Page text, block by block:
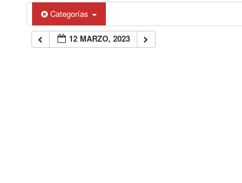
Categorías
12 MARZO, 2023